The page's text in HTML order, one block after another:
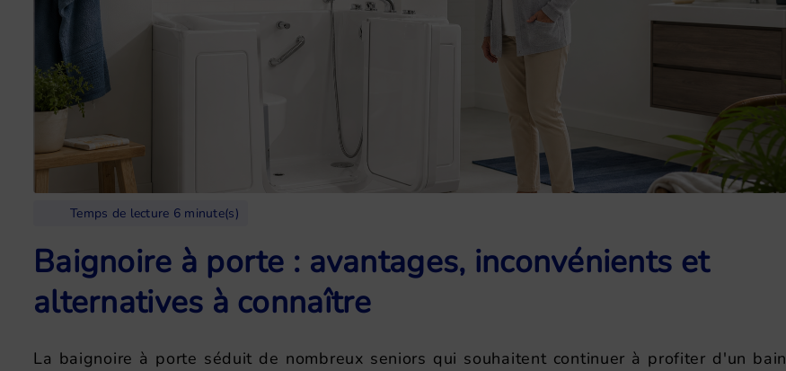
Temps de lecture 6 minute(s)
Baignoire à porte : avantages, inconvénients et
alternatives à connaître
La baignoire à porte séduit de nombreux seniors qui souhaitent continuer à profiter d'un bain